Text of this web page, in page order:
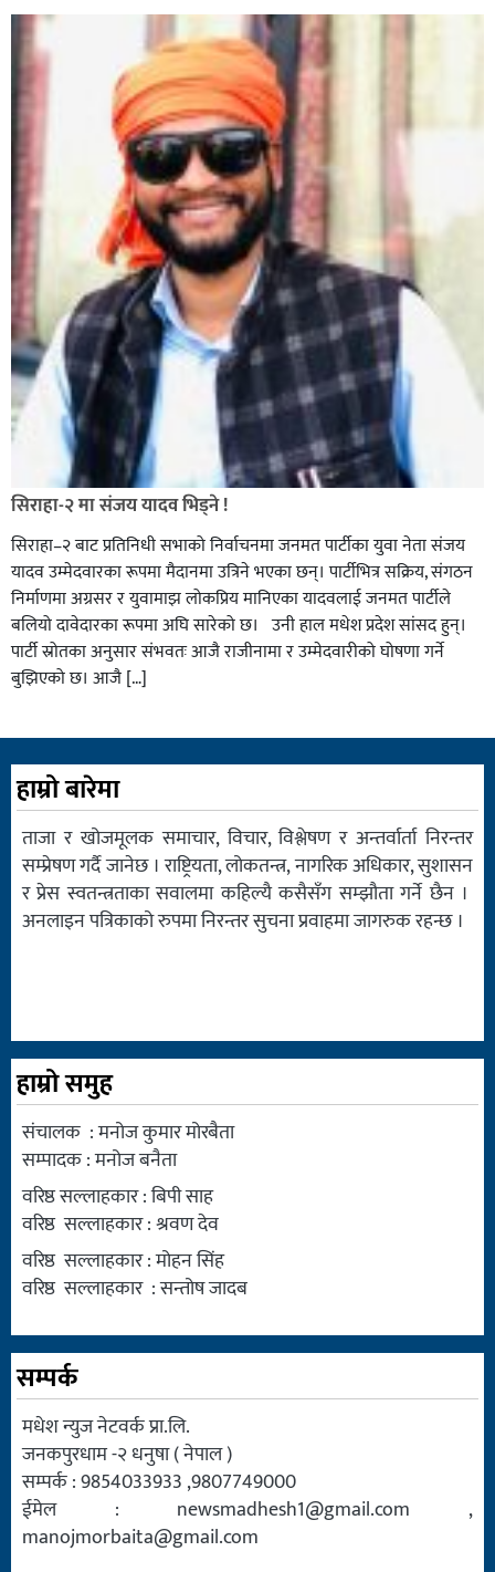
सिराहा-२ मा संजय यादव भिड्ने !
सिराहा–२ बाट प्रतिनिधी सभाको निर्वाचनमा जनमत पार्टीका युवा नेता संजय
यादव उम्मेदवारका रूपमा मैदानमा उत्रिने भएका छन्। पार्टीभित्र सक्रिय, संगठन
निर्माणमा अग्रसर र युवामाझ लोकप्रिय मानिएका यादवलाई जनमत पार्टीले
बलियो दावेदारका रूपमा अघि सारेको छ। उनी हाल मधेश प्रदेश सांसद हुन्।
पार्टी स्रोतका अनुसार संभवतः आजै राजीनामा र उम्मेदवारीको घोषणा गर्ने
बुझिएको छ। आजै […]
हाम्रो बारेमा
ताजा र खोजमूलक समाचार, विचार, विश्लेषण र अन्तर्वार्ता निरन्तर
सम्प्रेषण गर्दै जानेछ । राष्ट्रियता, लोकतन्त्र, नागरिक अधिकार, सुशासन
र प्रेस स्वतन्त्रताका सवालमा कहिल्यै कसैसँग सम्झौता गर्ने छैन ।
अनलाइन पत्रिकाको रुपमा निरन्तर सुचना प्रवाहमा जागरुक रहन्छ ।
हाम्रो समुह
संचालक : मनोज कुमार मोरबैता
सम्पादक : मनोज बनैता
वरिष्ठ सल्लाहकार : बिपी साह
वरिष्ठ सल्लाहकार : श्रवण देव
वरिष्ठ सल्लाहकार : मोहन सिंह
वरिष्ठ सल्लाहकार : सन्तोष जादब
सम्पर्क
मधेश न्युज नेटवर्क प्रा.लि.
जनकपुरधाम -२ धनुषा ( नेपाल )
सम्पर्क : 9854033933 ,9807749000
ईमेल : newsmadhesh1@gmail.com ,
manojmorbaita@gmail.com